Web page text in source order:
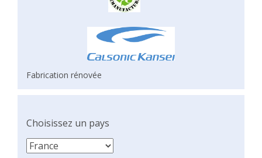
Fabrication rénovée
Choisissez un pays